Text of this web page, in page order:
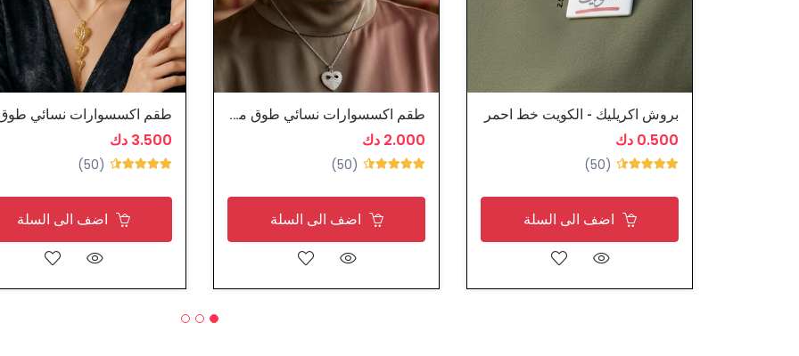
بروش اكريليك - الكويت خط احمر
0.500 دك
(50)
اضف الى السلة
طقم اكسسوارات نسائي طوق مع حلق
2.000 دك
(50)
اضف الى السلة
3.500 دك
(50)
اضف الى السلة